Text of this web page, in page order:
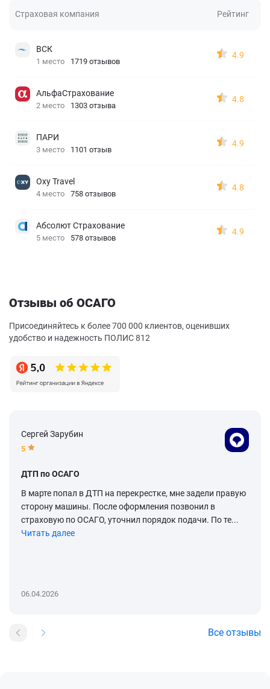
Страховая компания Рейтинг
ВСК
1 место 1719 отзывов
4.9
АльфаСтрахование
2 место 1303 отзыва
4.8
ПАРИ
3 место 1101 отзыв
4.9
Oxy Travel
4 место 758 отзывов
4.8
Абсолют Страхование
5 место 578 отзывов
4.9
Отзывы об ОСАГО
Присоединяйтесь к более 700 000 клиентов, оценивших
удобство и надежность ПОЛИС 812
Сергей Зарубин
5
ДТП по ОСАГО
В марте попал в ДТП на перекрестке, мне задели правую
сторону машины. После оформления позвонил в
страховую по ОСАГО, уточнил порядок подачи. По те...
Читать далее
06.04.2026
Все отзывы